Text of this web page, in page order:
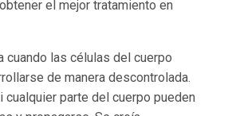
el mejor tratamiento en
cuando las células del cuerpo
de manera descontrolada.
cualquier parte del cuerpo pueden